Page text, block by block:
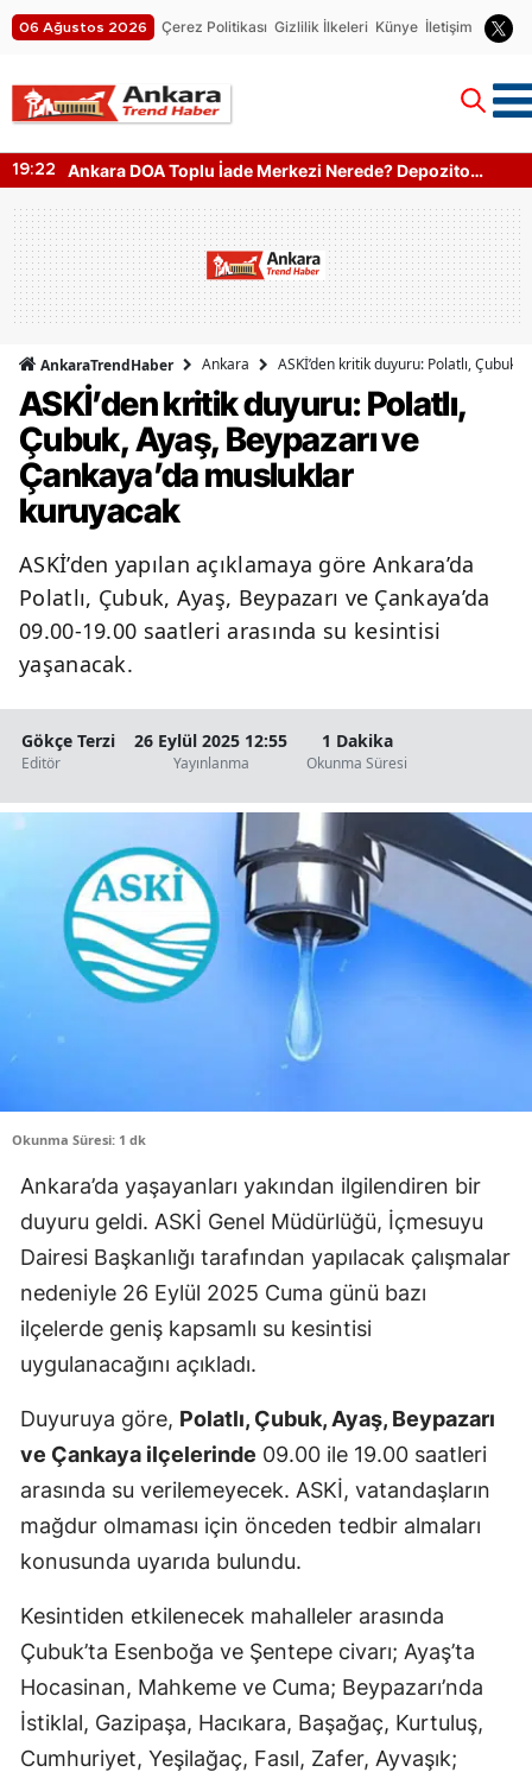
06 Ağustos 2026 Çerez Politikası Gizlilik İlkeleri Künye İletişim
19:22
Ankara DOA Toplu İade Merkezi Nerede? Depozito
AnkaraTrendHaber Ankara ASKİ’den kritik duyuru: Polatlı,
ASKİ’den kritik duyuru: Polatlı,
Çubuk, Ayaş, Beypazarı ve
Çankaya’da musluklar
kuruyacak
ASKİ’den yapılan açıklamaya göre Ankara’da
Polatlı, Çubuk, Ayaş, Beypazarı ve Çankaya’da
09.00-19.00 saatleri arasında su kesintisi
yaşanacak.
Gökçe Terzi
Editör
26 Eylül 2025 12:55
Yayınlanma
1 Dakika
Okunma Süresi
Okunma Süresi: 1 dk
Ankara’da yaşayanları yakından ilgilendiren bir
duyuru geldi. ASKİ Genel Müdürlüğü, İçmesuyu
Dairesi Başkanlığı tarafından yapılacak çalışmalar
nedeniyle 26 Eylül 2025 Cuma günü bazı
ilçelerde geniş kapsamlı su kesintisi
uygulanacağını açıkladı.
Duyuruya göre, Polatlı, Çubuk, Ayaş, Beypazarı
ve Çankaya ilçelerinde 09.00 ile 19.00 saatleri
arasında su verilemeyecek. ASKİ, vatandaşların
mağdur olmaması için önceden tedbir almaları
konusunda uyarıda bulundu.
Kesintiden etkilenecek mahalleler arasında
Çubuk’ta Esenboğa ve Şentepe civarı; Ayaş’ta
Hocasinan, Mahkeme ve Cuma; Beypazarı’nda
İstiklal, Gazipaşa, Hacıkara, Başağaç, Kurtuluş,
Cumhuriyet, Yeşilağaç, Fasıl, Zafer, Ayvaşık;